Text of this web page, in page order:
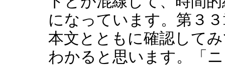
になっています。第３
本文とともに確認して
わかると思います。「